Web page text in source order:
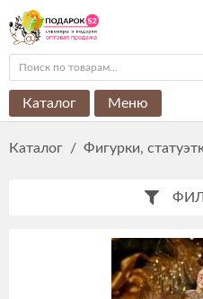
Каталог Меню
Каталог / Фигурки,